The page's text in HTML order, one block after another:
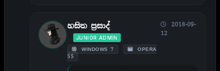
හසිත ප්‍රසාද්
JUNIOR ADMIN
WINDOWS 7
OPERA
55
2018-09-
12